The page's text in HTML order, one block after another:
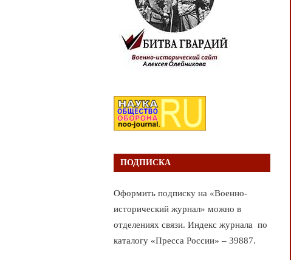
ПОДПИСКА
Оформить подписку на «Военно-
исторический журнал» можно в
отделениях связи. Индекс журнала по
каталогу «Пресса России» – 39887.